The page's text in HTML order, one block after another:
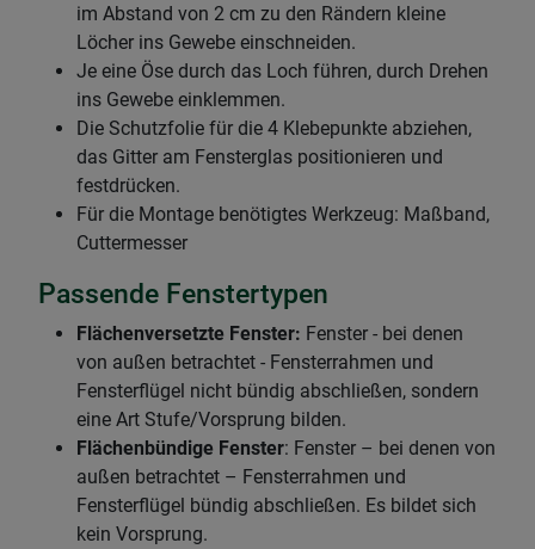
im Abstand von 2 cm zu den Rändern kleine
Löcher ins Gewebe einschneiden.
Je eine Öse durch das Loch führen, durch Drehen
ins Gewebe einklemmen.
Die Schutzfolie für die 4 Klebepunkte abziehen,
das Gitter am Fensterglas positionieren und
festdrücken.
Für die Montage benötigtes Werkzeug: Maßband,
Cuttermesser
Passende Fenstertypen
Flächenversetzte Fenster: Fenster - bei denen
von außen betrachtet - Fensterrahmen und
Fensterflügel nicht bündig abschließen, sondern
eine Art Stufe/Vorsprung bilden.
Flächenbündige Fenster: Fenster – bei denen von
außen betrachtet – Fensterrahmen und
Fensterflügel bündig abschließen. Es bildet sich
kein Vorsprung.